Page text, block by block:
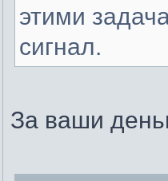
этими
сигнал.
За ваши